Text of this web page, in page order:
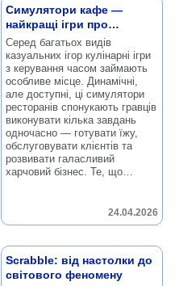
Симулятори кафе —
найкращі ігри про
керування часом
Серед багатьох видів
казуальних ігор кулінарні ігри
з керування часом займають
особливе місце. Динамічні,
але доступні, ці симулятори
ресторанів спонукають гравців
виконувати кілька завдань
одночасно — готувати їжу,
обслуговувати клієнтів та
розвивати галасливий
харчовий бізнес. Те, що…
24.04.2026
Scrabble: від настолки до
світового феномену